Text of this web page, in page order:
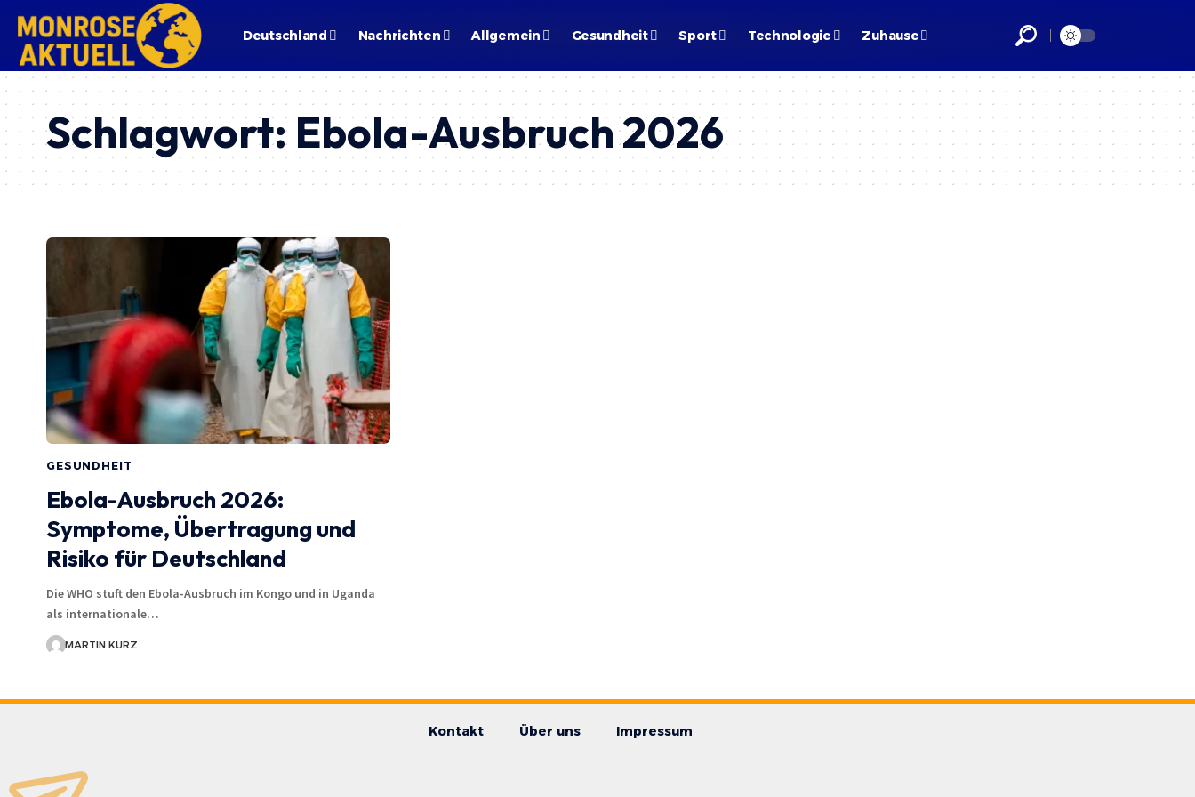
Deutschland Nachrichten Allgemein Gesundheit Sport Technologie Zuhause
Schlagwort: Ebola-Ausbruch 2026
GESUNDHEIT
Ebola-Ausbruch 2026:
Symptome, Übertragung und
Risiko für Deutschland
Die WHO stuft den Ebola-Ausbruch im Kongo und in Uganda
als internationale…
MARTIN KURZ
Kontakt Über uns Impressum